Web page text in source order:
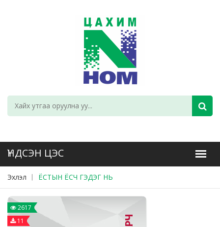
Эхлэл ЁСТЫН ЁСЧ ГЭДЭГ НЬ
2617
11